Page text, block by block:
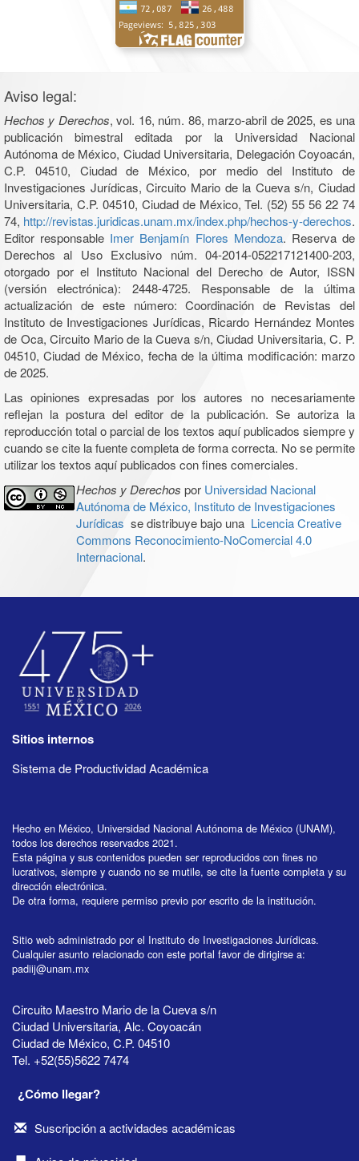
Aviso legal:
Hechos y Derechos, vol. 16, núm. 86, marzo-abril de 2025, es una
publicación bimestral editada por la Universidad Nacional
Autónoma de México, Ciudad Universitaria, Delegación Coyoacán,
C.P. 04510, Ciudad de México, por medio del Instituto de
Investigaciones Jurídicas, Circuito Mario de la Cueva s/n, Ciudad
Universitaria, C.P. 04510, Ciudad de México, Tel. (52) 55 56 22 74
74, http://revistas.juridicas.unam.mx/index.php/hechos-y-derechos.
Editor responsable Imer Benjamín Flores Mendoza. Reserva de
Derechos al Uso Exclusivo núm. 04-2014-052217121400-203,
otorgado por el Instituto Nacional del Derecho de Autor, ISSN
(versión electrónica): 2448-4725. Responsable de la última
actualización de este número: Coordinación de Revistas del
Instituto de Investigaciones Jurídicas, Ricardo Hernández Montes
de Oca, Circuito Mario de la Cueva s/n, Ciudad Universitaria, C. P.
04510, Ciudad de México, fecha de la última modificación: marzo
de 2025.
Las opiniones expresadas por los autores no necesariamente
reflejan la postura del editor de la publicación. Se autoriza la
reproducción total o parcial de los textos aquí publicados siempre y
cuando se cite la fuente completa de forma correcta. No se permite
utilizar los textos aquí publicados con fines comerciales.
Hechos y Derechos por Universidad Nacional
Autónoma de México, Instituto de Investigaciones
Jurídicas se distribuye bajo una Licencia Creative
Commons Reconocimiento-NoComercial 4.0
Internacional.
Sitios internos
Sistema de Productividad Académica
Hecho en México, Universidad Nacional Autónoma de México (UNAM),
todos los derechos reservados 2021.
Esta página y sus contenidos pueden ser reproducidos con fines no
lucrativos, siempre y cuando no se mutile, se cite la fuente completa y su
dirección electrónica.
De otra forma, requiere permiso previo por escrito de la institución.
Sitio web administrado por el Instituto de Investigaciones Jurídicas.
Cualquier asunto relacionado con este portal favor de dirigirse a:
padiij@unam.mx
Circuito Maestro Mario de la Cueva s/n
Ciudad Universitaria, Alc. Coyoacán
Ciudad de México, C.P. 04510
Tel. +52(55)5622 7474
¿Cómo llegar?
Suscripción a actividades académicas